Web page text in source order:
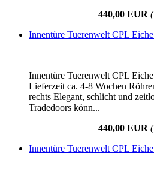
440,00 EUR
Innentüre Tuerenwelt CPL
Innentüre Tuerenwelt CPL
Lieferzeit ca. 4-8 Wochen
rechts Elegant, schlicht und
Tradedoors könn...
440,00 EUR
Innentüre Tuerenwelt CPL